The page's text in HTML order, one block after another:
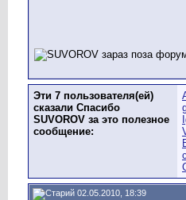
Эти 7 пользователя(ей)
сказали Спасибо
SUVOROV за это полезное
сообщение:
02.05.2010, 18:39